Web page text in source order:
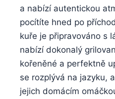
a nabízí autentickou
pocítíte hned po
kuře je připravováno s
‌nabízí dokonalý
kořeněné a perfektně
se rozplývá ‍na jazyku,⁤
jejich domácím